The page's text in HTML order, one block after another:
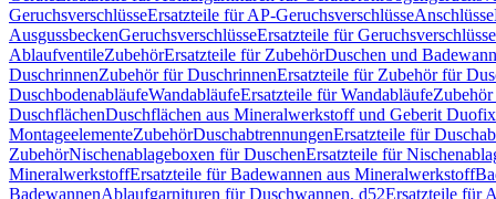
GeruchsverschlüsseErsatzteile für AP-GeruchsverschlüsseAnschlüsse
AusgussbeckenGeruchsverschlüsseErsatzteile für Geruchsverschlüsse
AblaufventileZubehörErsatzteile für ZubehörDuschen und
DuschrinnenZubehör für DuschrinnenErsatzteile für Zubehör für
DuschbodenabläufeWandabläufeErsatzteile für Wandabläufe
DuschflächenDuschflächen aus Mineralwerkstoff und Geberit
MontageelementeZubehörDuschabtrennungenErsatzteile für
ZubehörNischenablageboxen für DuschenErsatzteile für
MineralwerkstoffErsatzteile für Badewannen aus Mineralwerkstoff
BadewannenAblaufgarnituren für Duschwannen, d52Ersatzteile für